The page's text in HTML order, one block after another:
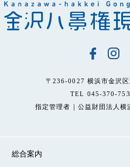
〒236-0027 横浜市金沢
TEL 045-370-
指定管理者｜公益財団法人横
総合案内